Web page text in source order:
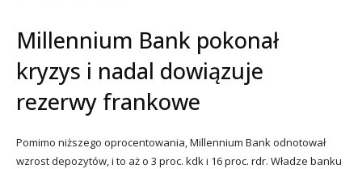
Millennium Bank pokonał
kryzys i nadal dowiązuje
rezerwy frankowe
Pomimo niższego oprocentowania, Millennium Bank odnotował
wzrost depozytów, i to aż o 3 proc. kdk i 16 proc. rdr. Władze banku